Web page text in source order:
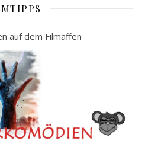
auf dem Filmaffen